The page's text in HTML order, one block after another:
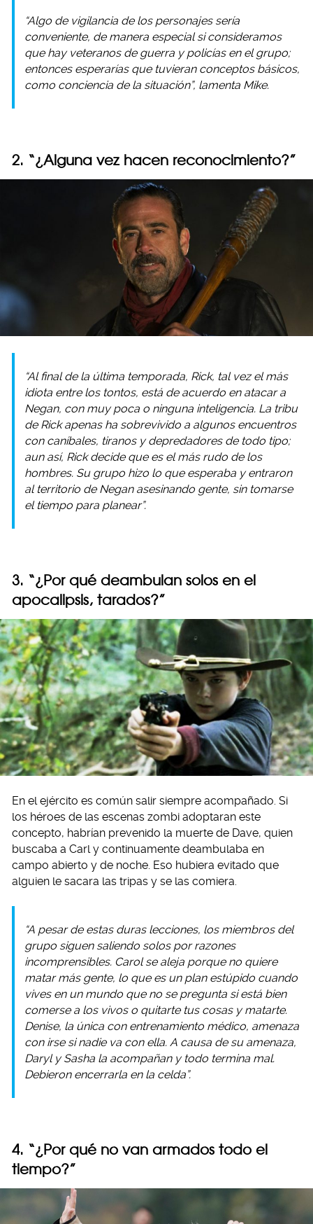
“Algo de vigilancia de los personajes sería
conveniente, de manera especial si consideramos
que hay veteranos de guerra y policías en el grupo;
entonces esperarías que tuvieran conceptos básicos,
como conciencia de la situación”, lamenta Mike.
2. “¿Alguna vez hacen reconocimiento?”
“Al final de la última temporada, Rick, tal vez el más
idiota entre los tontos, está de acuerdo en atacar a
Negan, con muy poca o ninguna inteligencia. La tribu
de Rick apenas ha sobrevivido a algunos encuentros
con caníbales, tiranos y depredadores de todo tipo;
aun así, Rick decide que es el más rudo de los
hombres. Su grupo hizo lo que esperaba y entraron
al territorio de Negan asesinando gente, sin tomarse
el tiempo para planear”.
3. “¿Por qué deambulan solos en el
apocalipsis, tarados?”
En el ejército es común salir siempre acompañado. Si
los héroes de las escenas zombi adoptaran este
concepto, habrían prevenido la muerte de Dave, quien
buscaba a Carl y continuamente deambulaba en
campo abierto y de noche. Eso hubiera evitado que
alguien le sacara las tripas y se las comiera.
“A pesar de estas duras lecciones, los miembros del
grupo siguen saliendo solos por razones
incomprensibles. Carol se aleja porque no quiere
matar más gente, lo que es un plan estúpido cuando
vives en un mundo que no se pregunta si está bien
comerse a los vivos o quitarte tus cosas y matarte.
Denise, la única con entrenamiento médico, amenaza
con irse si nadie va con ella. A causa de su amenaza,
Daryl y Sasha la acompañan y todo termina mal.
Debieron encerrarla en la celda”.
4. “¿Por qué no van armados todo el
tiempo?”